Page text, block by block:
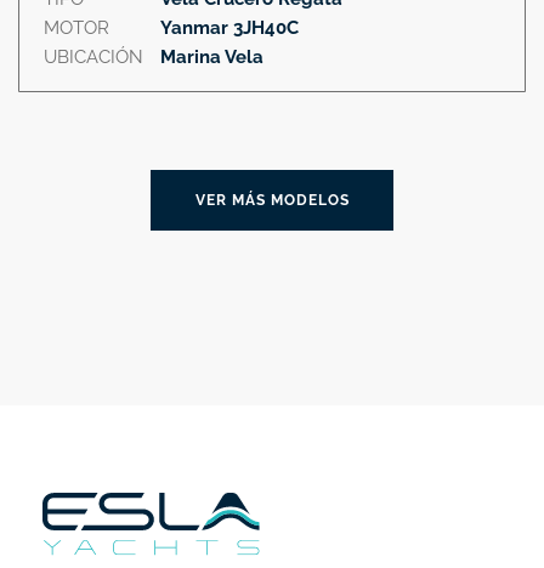
MOTOR
UBICACIÓN
Yanmar 3JH40C
Marina Vela
VER MÁS MODELOS